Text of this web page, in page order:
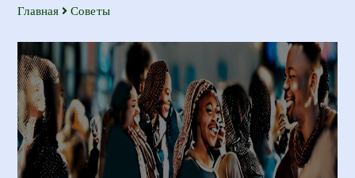
Главная Советы